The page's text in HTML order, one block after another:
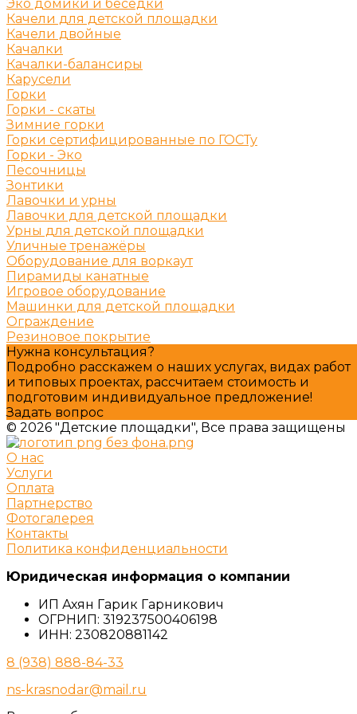
Эко домики и беседки
Качели для детской площадки
Качели двойные
Качалки
Качалки-балансиры
Карусели
Горки
Горки - скаты
Зимние горки
Горки сертифицированные по ГОСТу
Горки - Эко
Песочницы
Зонтики
Лавочки и урны
Лавочки для детской площадки
Урны для детской площадки
Уличные тренажёры
Оборудование для воркаут
Пирамиды канатные
Игровое оборудование
Машинки для детской площадки
Ограждение
Резиновое покрытие
Нужна консультация?
Подробно расскажем о наших услугах, видах работ
и типовых проектах, рассчитаем стоимость и
подготовим индивидуальное предложение!
Задать вопрос
© 2026 "Детские площадки", Все права защищены
О нас
Услуги
Оплата
Партнерство
Фотогалерея
Контакты
Политика конфиденциальности
Юридическая информация о компании
ИП Ахян Гарик Гарникович
ОГРНИП: 319237500406198
ИНН: 230820881142
8 (938) 888-84-33
ns-krasnodar@mail.ru